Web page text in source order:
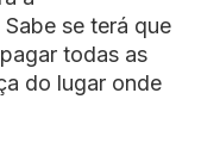
se terá que
todas as
do lugar onde